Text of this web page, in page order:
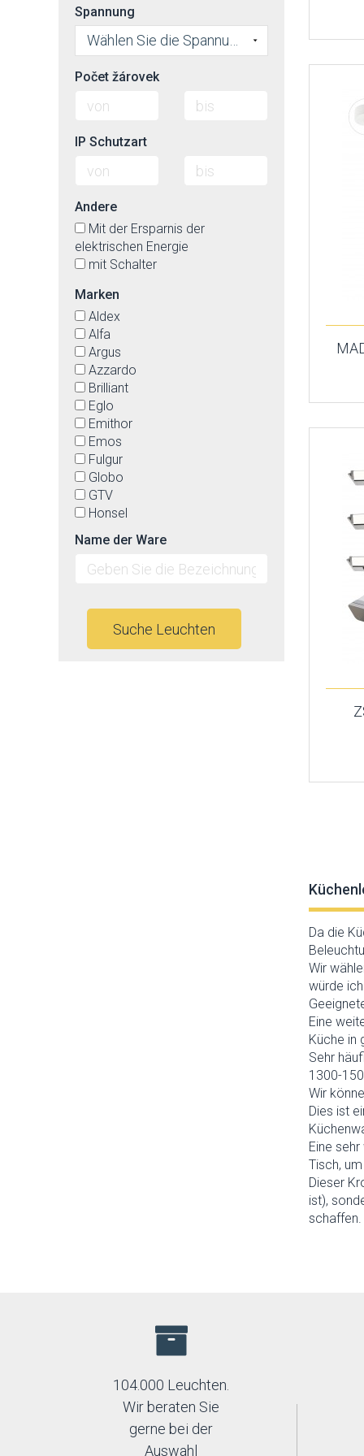
Da die
Wir
würde
Eine
Küche in
Sehr
1300-
Wir
Dies ist
Eine
Tisch,
Dieser
ist),
schaffen.
transparent
violett
weiß
wenge
Spannung
Počet žárovek
IP Schutzart
Andere
Mit der Ersparnis der
elektrischen Energie
mit Schalter
Marken
Aldex
Alfa
Argus
Azzardo
Brilliant
Eglo
Emithor
Emos
Fulgur
Globo
GTV
Honsel
Idea led
Ideal Lux
Immax neo
Kanlux
Name der Ware
Suche Leuchten
104.000 Leuchten.
Wir beraten Sie
gerne bei der
Auswahl